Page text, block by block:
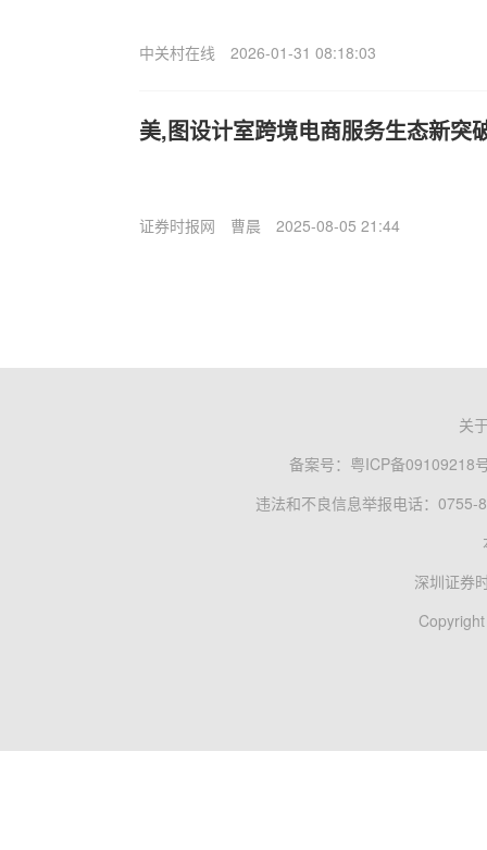
中关村在线 2026-01-31 08:18:03
美,图设计室跨境电商服务生态新突
证券时报网 曹晨 2025-08-05 21:44
关
备案号： 粤ICP备09109218
违法和不良信息举报电话：0755-
深圳证券